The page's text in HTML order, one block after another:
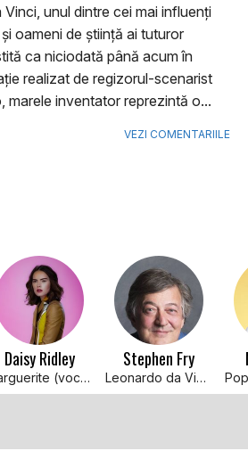
unul dintre cei mai influenți
oameni de știință ai tuturor
ca niciodată până acum în
realizat de regizorul-scenarist
marele inventator reprezintă o...
VEZI COMENTARIILE
Daisy Ridley
Marguerite (voce)
Stephen Fry
Leonardo da Vinci (voce)